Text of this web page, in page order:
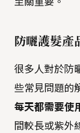
防曬護髮產
很多人對於防
些常見問題的
每天都需要使
間較長或紫外